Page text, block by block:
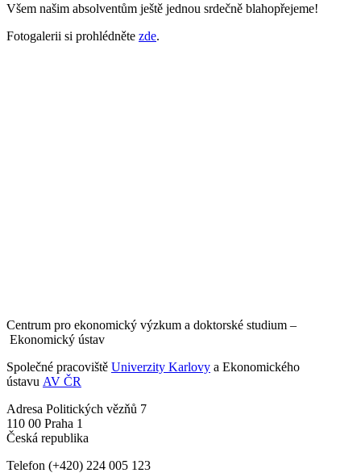
Všem našim absolventům ještě jednou srdečně blahopřejeme!
Fotogalerii si prohlédněte zde.
Centrum pro ekonomický výzkum a doktorské studium –
Ekonomický ústav
Společné pracoviště Univerzity Karlovy a Ekonomického
ústavu AV ČR
Adresa Politických vězňů 7
110 00 Praha 1
Česká republika
Telefon (+420) 224 005 123